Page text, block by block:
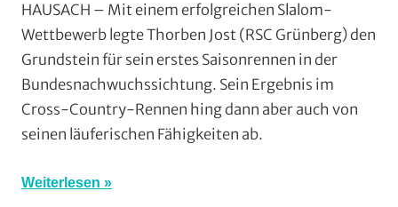
Strasse,
Vereine
Country
Mountainbike ,
RSC
Grünberg
Vereine
HAUSACH – Mit einem erfolgreichen Slalom-
Wettbewerb legte Thorben Jost (RSC Grünberg) den
Grundstein für sein erstes Saisonrennen in der
Bundesnachwuchssichtung. Sein Ergebnis im
Cross-Country-Rennen hing dann aber auch von
seinen läuferischen Fähigkeiten ab.
Weiterlesen